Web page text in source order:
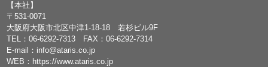
【本社】
〒531-0071
大阪府大阪市北区中津1-18-18 若杉ビル9F
TEL：06-6292-7313 FAX：06-6292-7314
E-mail： info@ataris.co.jp
WEB： https://www.ataris.co.jp